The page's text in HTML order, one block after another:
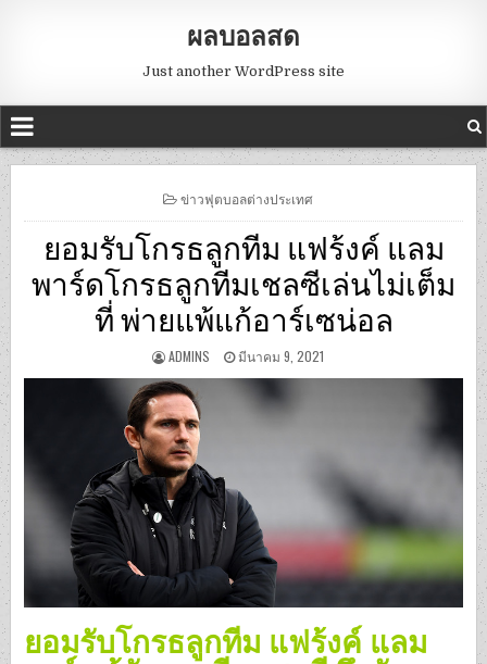
ผลบอลสด
Just another WordPress site
POSTED
ข่าวฟุตบอลต่างประเทศ
ยอมรับโกรธลูกทีม แฟร้งค์ แลม
พาร์ดโกรธลูกทีมเชลซีเล่นไม่เต็ม
ที่ พ่ายแพ้แก้อาร์เซน่อล
ADMINS มีนาคม 9, 2021
ยอมรับโกรธลูกทีม แฟร้งค์ แลม